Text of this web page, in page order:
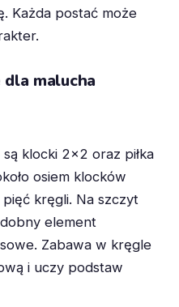
Każda postać może
malucha
klocki 2×2 oraz piłka
osiem klocków
kręgli. Na szczyt
element
Zabawa w kręgle
i uczy podstaw